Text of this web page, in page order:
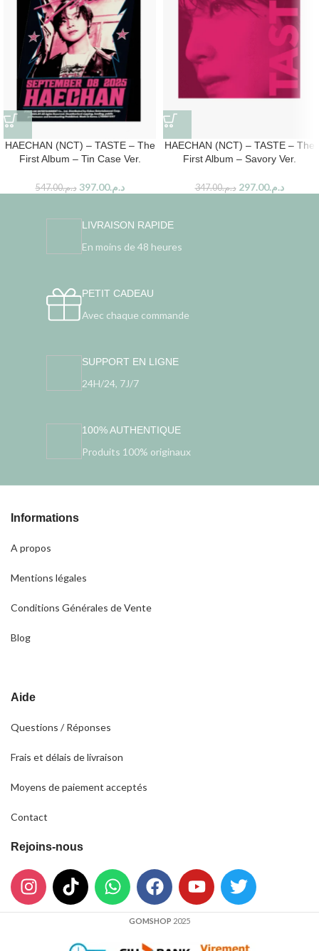
HAECHAN (NCT) – TASTE – The
First Album – Tin Case Ver.
د.م.547.00 د.م.397.00
HAECHAN (NCT) – TASTE – The
First Album – Savory Ver.
د.م.347.00 د.م.297.00
LIVRAISON RAPIDE
En moins de 48 heures
PETIT CADEAU
Avec chaque commande
SUPPORT EN LIGNE
24H/24, 7J/7
100% AUTHENTIQUE
Produits 100% originaux
Informations
A propos
Mentions légales
Conditions Générales de Vente
Blog
Aide
Questions / Réponses
Frais et délais de livraison
Moyens de paiement acceptés
Contact
Rejoins-nous
GOMSHOP 2025